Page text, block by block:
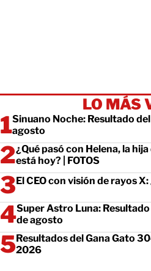
LO MÁS
Sinuano Noche: Resultado
agosto
¿Qué pasó con Helena, la
está hoy? | FOTOS
El CEO con visión de rayos
Super Astro Luna:
de agosto
Resultados del Gana Gato
2026